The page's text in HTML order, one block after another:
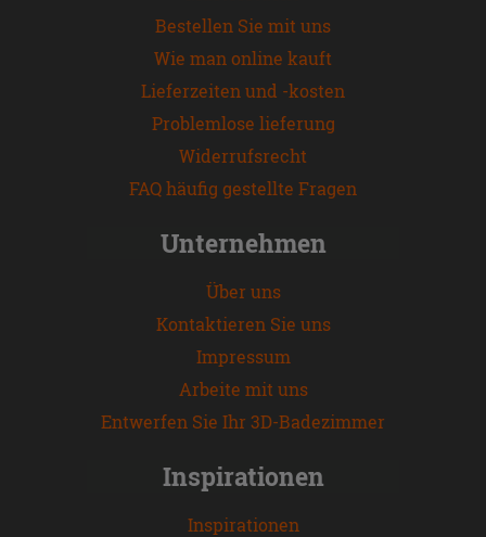
Bestellen Sie mit uns
Wie man online kauft
Lieferzeiten und -kosten
Problemlose lieferung
Widerrufsrecht
FAQ häufig gestellte Fragen
Unternehmen
Über uns
Kontaktieren Sie uns
Impressum
Arbeite mit uns
Entwerfen Sie Ihr 3D-Badezimmer
Inspirationen
Inspirationen